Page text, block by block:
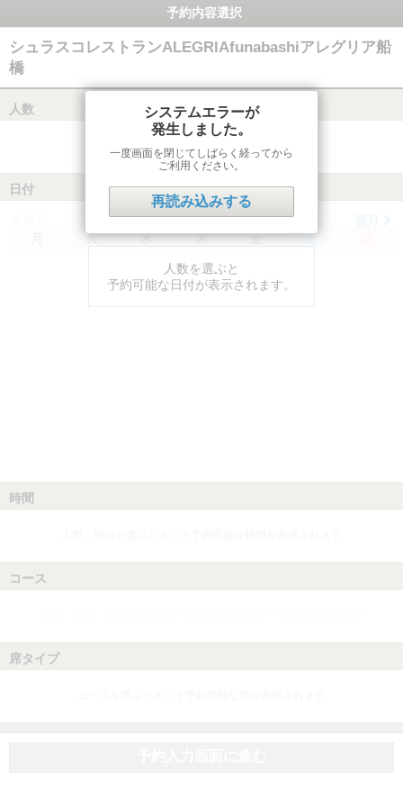
予約内容選択
シュラスコレストランALEGRIAfunabashiアレグリア船
橋
人数
日付
火 水 木 金 土
人数を選ぶと
予約可能な日付が表示されます。
時間
コース
席タイプ
システムエラーが
発生しました。
一度画面を閉じてしばらく経ってから
ご利用ください。
再読み込みする